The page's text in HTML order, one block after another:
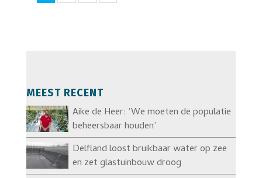
MEEST RECENT
Aike de Heer: ‘We moeten de populatie
beheersbaar houden’
Delfland loost bruikbaar water op zee
en zet glastuinbouw droog